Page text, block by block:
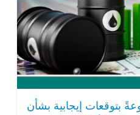
بتوقعات إيجابية بشأن